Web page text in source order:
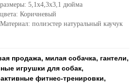
размеры: 5,1x4,3x3,1 дюйма
цвета: Коричневый
Материал: полиэстер натуральный каучук
продажа, милая собачка, гантели,
игрушки для собак,
фитнес-тренировки,